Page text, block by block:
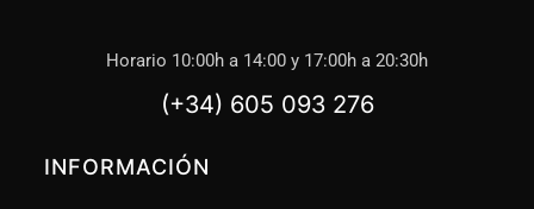
Horario 10:00h a 14:00 y 17:00h a 20:30h
(+34) 605 093 276
INFORMACIÓN